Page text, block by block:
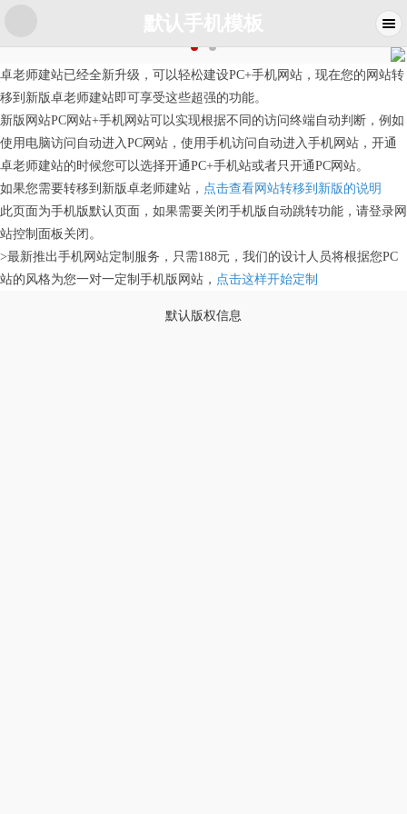
卓老师建站已经全新升级，可以轻松建设PC+手机网站，现在您的网站转
移到新版卓老师建站即可享受这些超强的功能。
新版网站PC网站+手机网站可以实现根据不同的访问终端自动判断，例如
使用电脑访问自动进入PC网站，使用手机访问自动进入手机网站，开通
卓老师建站的时候您可以选择开通PC+手机站或者只开通PC网站。
如果您需要转移到新版卓老师建站， 点击查看网站转移到新版的说明
此页面为手机版默认页面，如果需要关闭手机版自动跳转功能，请登录网
站控制面板关闭。
>最新推出手机网站定制服务，只需188元，我们的设计人员将根据您PC
站的风格为您一对一定制手机版网站， 点击这样开始定制
默认版权信息